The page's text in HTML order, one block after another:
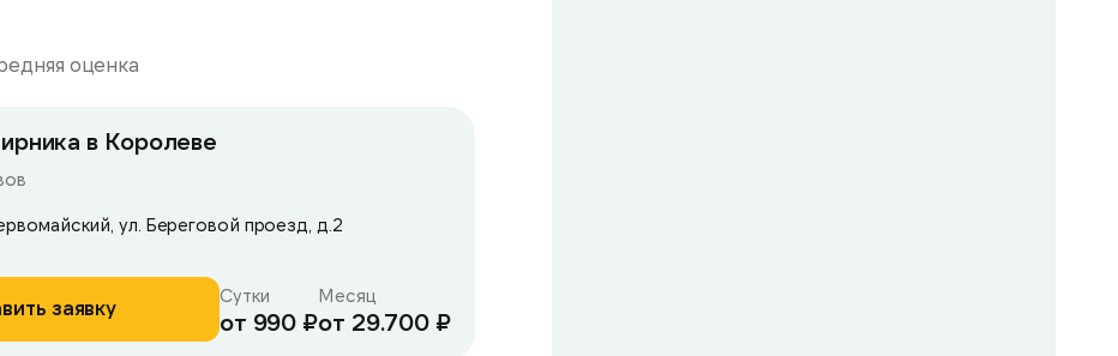
оценка
в Королеве
ул. Береговой проезд, д.2
заявку Сутки
от 990 ₽
Месяц
от 29.700 ₽